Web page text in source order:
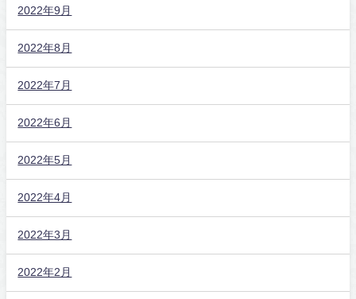
2022年9月
2022年8月
2022年7月
2022年6月
2022年5月
2022年4月
2022年3月
2022年2月